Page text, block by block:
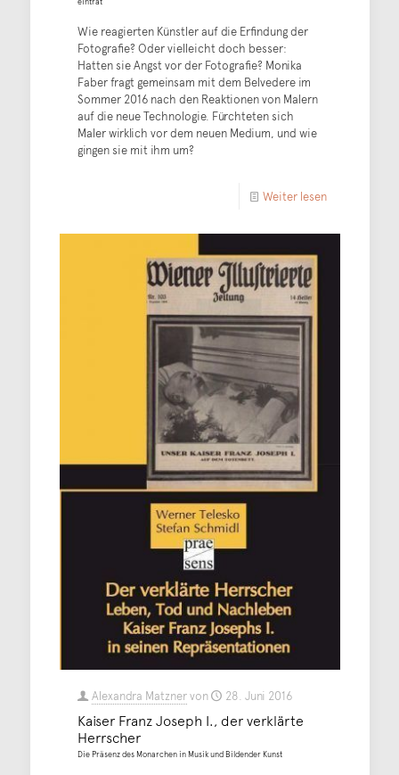
Wie reagierten Künstler auf die Erfindung der
Fotografie? Oder vielleicht doch besser:
Hatten sie Angst vor der Fotografie? Monika
Faber fragt gemeinsam mit dem Belvedere im
Sommer 2016 nach den Reaktionen von Malern
auf die neue Technologie. Fürchteten sich
Maler wirklich vor dem neuen Medium, und wie
gingen sie mit ihm um?
Weiter lesen
Alexandra Matznervon 28. Juni 2016
Kaiser Franz Joseph I., der verklärte
Herrscher
Die Präsenz des Monarchen in Musik und Bildender Kunst